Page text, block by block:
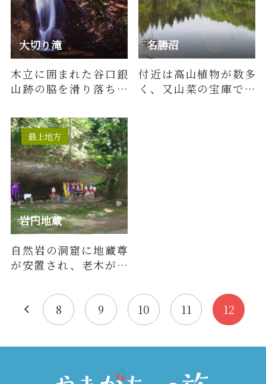
大切り滝
木立に囲まれた谷口銀
山跡の脇を滑り落ちる
■DATA落差：約20ｍ形
態：滑瀑難易…
名勝沼
付近は高山植物が数多
く、又山菜の宝庫でも
岩円地蔵
最上地方
自然岩の洞窟に地蔵尊
が安置され、老木が、
がある。
8
9 10 11 12